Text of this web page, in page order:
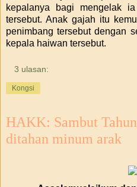
kepalanya bagi mengelak
tersebut. Anak gajah itu
penimbang tersebut dengan
kepala haiwan tersebut.
3 ulasan:
Kongsi
HAKK: Sambut
ditahan minum arak